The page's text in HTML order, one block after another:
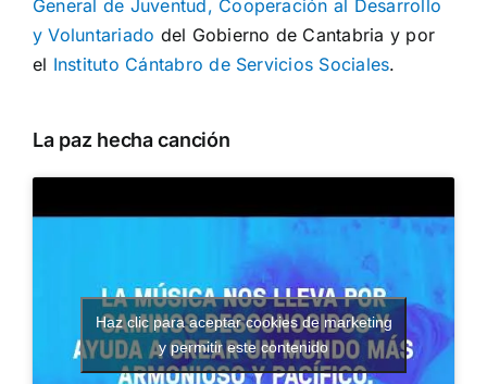
General de Juventud, Cooperación al Desarrollo
y Voluntariado del Gobierno de Cantabria y por
el Instituto Cántabro de Servicios Sociales.
La paz hecha canción
Haz clic para aceptar cookies de marketing
y permitir este contenido